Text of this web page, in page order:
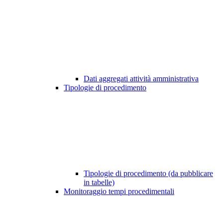
Dati aggregati attività amministrativa
Tipologie di procedimento
Tipologie di procedimento (da pubblicare
in tabelle)
Monitoraggio tempi procedimentali